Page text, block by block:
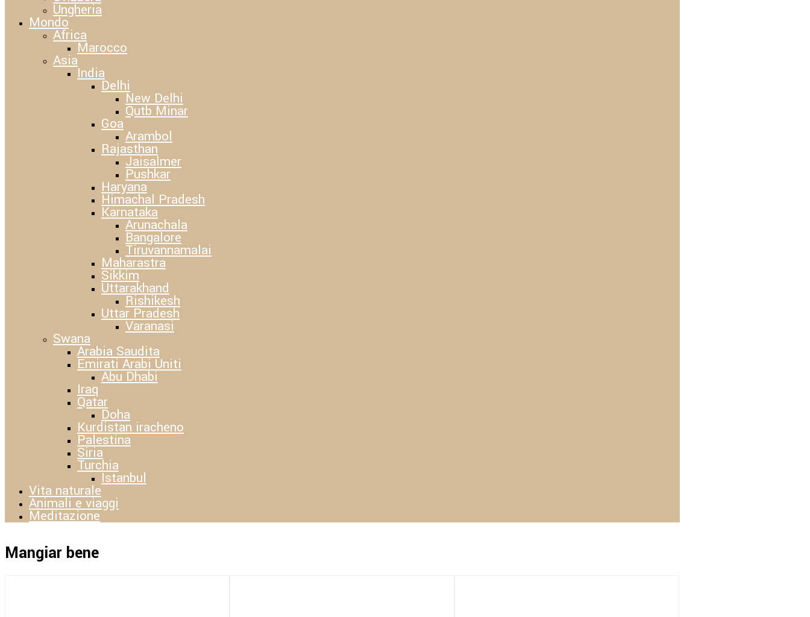
Ungheria
Mondo
Africa
Marocco
Asia
India
Delhi
New Delhi
Qutb Minar
Goa
Arambol
Rajasthan
Jaisalmer
Pushkar
Haryana
Himachal Pradesh
Karnataka
Arunachala
Bangalore
Tiruvannamalai
Maharastra
Sikkim
Uttarakhand
Rishikesh
Uttar Pradesh
Varanasi
Swana
Arabia Saudita
Emirati Arabi Uniti
Abu Dhabi
Iraq
Qatar
Doha
Kurdistan iracheno
Palestina
Siria
Turchia
Istanbul
Vita naturale
Animali e viaggi
Meditazione
Mangiar bene